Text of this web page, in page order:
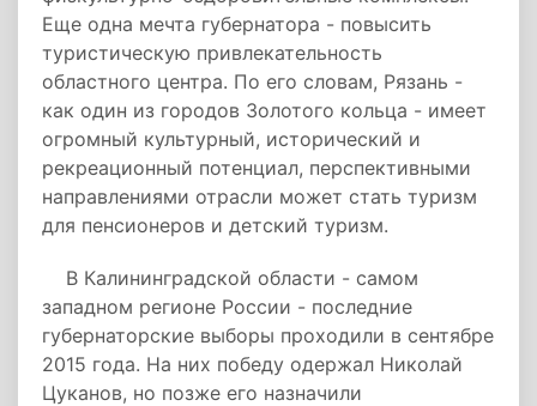
Еще одна мечта губернатора - повысить
туристическую привлекательность
областного центра. По его словам, Рязань -
как один из городов Золотого кольца - имеет
огромный культурный, исторический и
рекреационный потенциал, перспективными
направлениями отрасли может стать туризм
для пенсионеров и детский туризм.
В Калининградской области - самом
западном регионе России - последние
губернаторские выборы проходили в сентябре
2015 года. На них победу одержал Николай
Цуканов, но позже его назначили